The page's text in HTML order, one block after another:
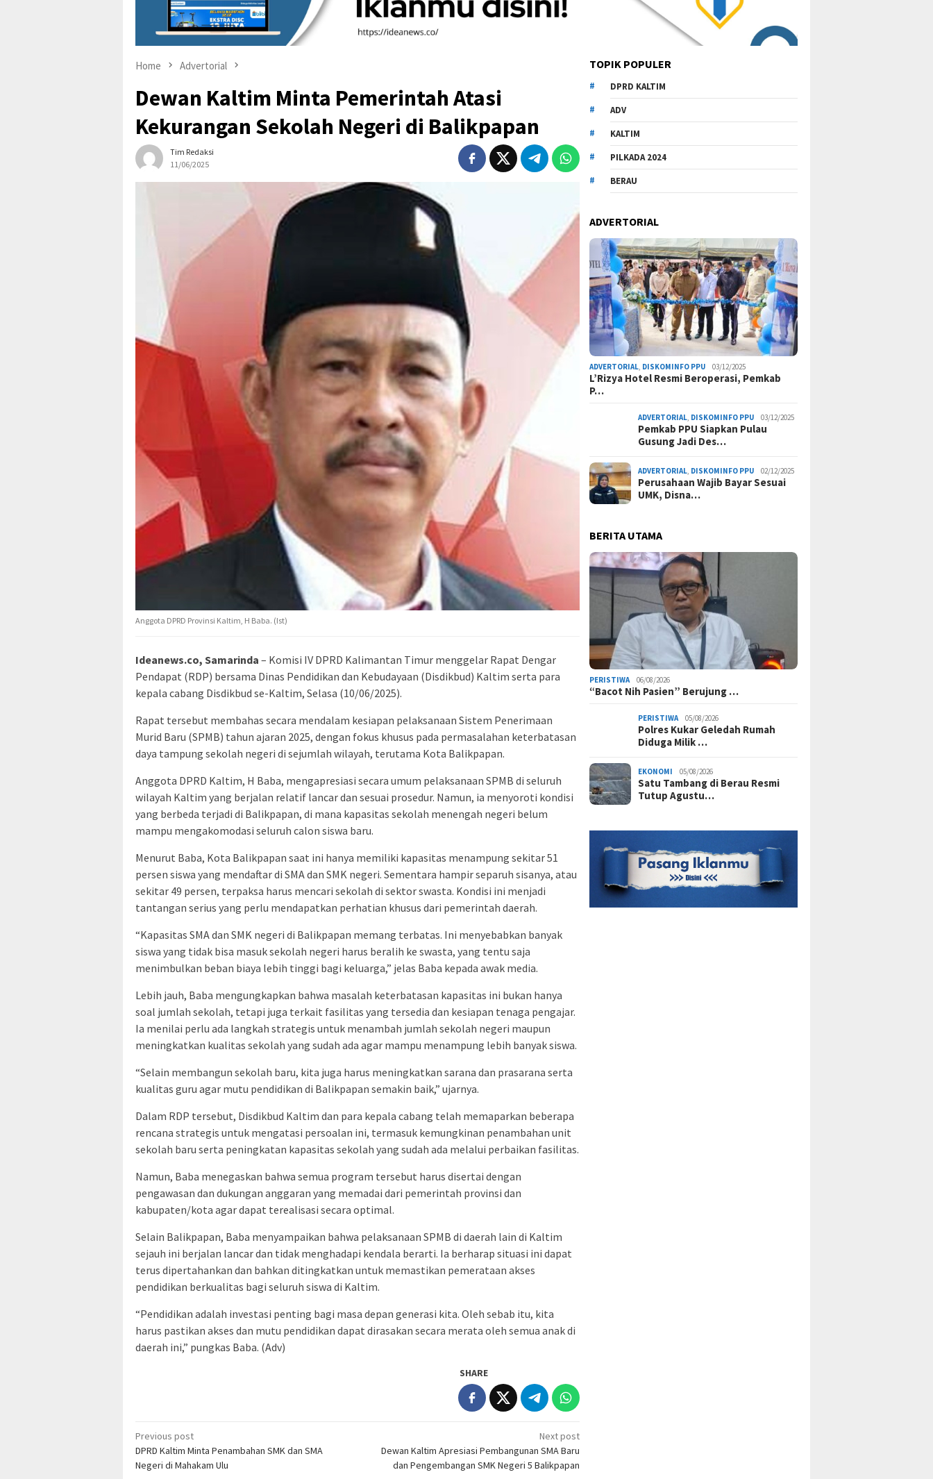
Home Advertorial
Dewan Kaltim Minta Pemerintah Atasi
Kekurangan Sekolah Negeri di Balikpapan
Tim Redaksi
11/06/2025
Anggota DPRD Provinsi Kaltim, H Baba. (Ist)
Ideanews.co, Samarinda – Komisi IV DPRD Kalimantan Timur menggelar Rapat Dengar
Pendapat (RDP) bersama Dinas Pendidikan dan Kebudayaan (Disdikbud) Kaltim serta para
kepala cabang Disdikbud se-Kaltim, Selasa (10/06/2025).
Rapat tersebut membahas secara mendalam kesiapan pelaksanaan Sistem Penerimaan
Murid Baru (SPMB) tahun ajaran 2025, dengan fokus khusus pada permasalahan keterbatasan
daya tampung sekolah negeri di sejumlah wilayah, terutama Kota Balikpapan.
Anggota DPRD Kaltim, H Baba, mengapresiasi secara umum pelaksanaan SPMB di seluruh
wilayah Kaltim yang berjalan relatif lancar dan sesuai prosedur. Namun, ia menyoroti kondisi
yang berbeda terjadi di Balikpapan, di mana kapasitas sekolah menengah negeri belum
mampu mengakomodasi seluruh calon siswa baru.
Menurut Baba, Kota Balikpapan saat ini hanya memiliki kapasitas menampung sekitar 51
persen siswa yang mendaftar di SMA dan SMK negeri. Sementara hampir separuh sisanya, atau
sekitar 49 persen, terpaksa harus mencari sekolah di sektor swasta. Kondisi ini menjadi
tantangan serius yang perlu mendapatkan perhatian khusus dari pemerintah daerah.
“Kapasitas SMA dan SMK negeri di Balikpapan memang terbatas. Ini menyebabkan banyak
siswa yang tidak bisa masuk sekolah negeri harus beralih ke swasta, yang tentu saja
menimbulkan beban biaya lebih tinggi bagi keluarga,” jelas Baba kepada awak media.
Lebih jauh, Baba mengungkapkan bahwa masalah keterbatasan kapasitas ini bukan hanya
soal jumlah sekolah, tetapi juga terkait fasilitas yang tersedia dan kesiapan tenaga pengajar.
Ia menilai perlu ada langkah strategis untuk menambah jumlah sekolah negeri maupun
meningkatkan kualitas sekolah yang sudah ada agar mampu menampung lebih banyak siswa.
“Selain membangun sekolah baru, kita juga harus meningkatkan sarana dan prasarana serta
kualitas guru agar mutu pendidikan di Balikpapan semakin baik,” ujarnya.
Dalam RDP tersebut, Disdikbud Kaltim dan para kepala cabang telah memaparkan beberapa
rencana strategis untuk mengatasi persoalan ini, termasuk kemungkinan penambahan unit
sekolah baru serta peningkatan kapasitas sekolah yang sudah ada melalui perbaikan fasilitas.
Namun, Baba menegaskan bahwa semua program tersebut harus disertai dengan
pengawasan dan dukungan anggaran yang memadai dari pemerintah provinsi dan
kabupaten/kota agar dapat terealisasi secara optimal.
Selain Balikpapan, Baba menyampaikan bahwa pelaksanaan SPMB di daerah lain di Kaltim
sejauh ini berjalan lancar dan tidak menghadapi kendala berarti. Ia berharap situasi ini dapat
terus dipertahankan dan bahkan ditingkatkan untuk memastikan pemerataan akses
pendidikan berkualitas bagi seluruh siswa di Kaltim.
“Pendidikan adalah investasi penting bagi masa depan generasi kita. Oleh sebab itu, kita
harus pastikan akses dan mutu pendidikan dapat dirasakan secara merata oleh semua anak di
daerah ini,” pungkas Baba. (Adv)
SHARE
Post
navigation
Previous post
DPRD Kaltim Minta Penambahan SMK dan SMA
Negeri di Mahakam Ulu
Next post
Dewan Kaltim Apresiasi Pembangunan SMA Baru
dan Pengembangan SMK Negeri 5 Balikpapan
TOPIK POPULER
DPRD KALTIM
ADV
KALTIM
PILKADA 2024
BERAU
ADVERTORIAL
ADVERTORIAL DISKOMINFO PPU 03/12/2025
L’Rizya Hotel Resmi Beroperasi, Pemkab
P…
ADVERTORIAL DISKOMINFO PPU 03/12/2025
Pemkab PPU Siapkan Pulau
Gusung Jadi Des…
ADVERTORIAL DISKOMINFO PPU 02/12/2025
Perusahaan Wajib Bayar Sesuai
UMK, Disna…
BERITA UTAMA
PERISTIWA 06/08/2026
“Bacot Nih Pasien” Berujung …
PERISTIWA 05/08/2026
Polres Kukar Geledah Rumah
Diduga Milik …
EKONOMI 05/08/2026
Satu Tambang di Berau Resmi
Tutup Agustu…